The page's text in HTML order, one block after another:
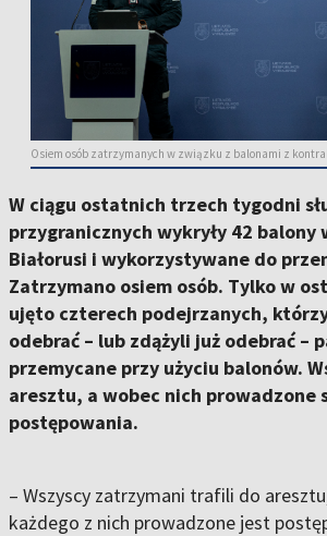
Osiem osób zatrzymanych w związku z balonami z
W ciągu ostatnich trzech tygodni
przygranicznych wykryły 42 balony
Białorusi i wykorzystywane do
Zatrzymano osiem osób. Tylko w
ujęto czterech podejrzanych,
odebrać – lub zdążyli już odebrać –
przemycane przy użyciu balonów.
aresztu, a wobec nich prowadzone
postępowania.
– Wszyscy zatrzymani trafili do
każdego z nich prowadzone jest